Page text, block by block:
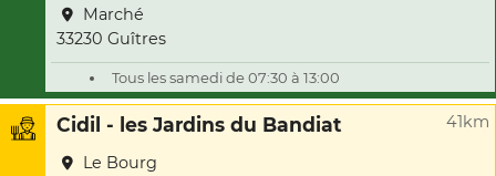
Marché
33230 Guîtres
Tous les samedi de 07:30 à 13:00
Cidil - les Jardins du Bandiat 41km
Le Bourg